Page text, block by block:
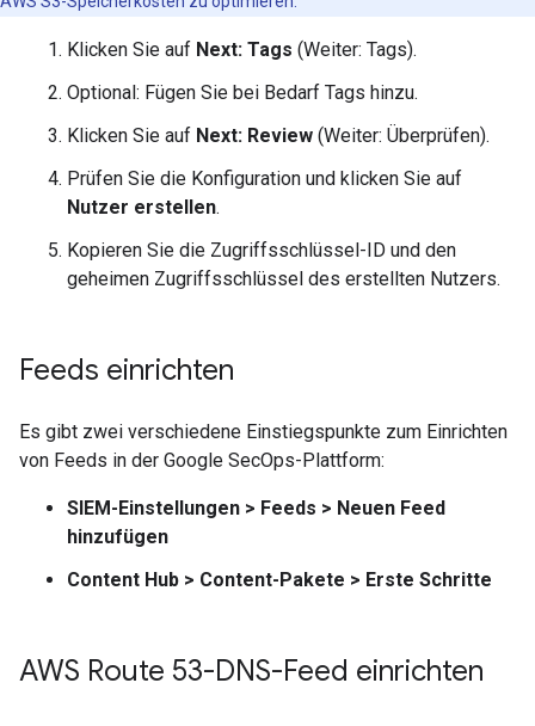
Klicken Sie auf Next: Tags (Weiter: Tags).
Optional: Fügen Sie bei Bedarf Tags hinzu.
Klicken Sie auf Next: Review (Weiter: Überprüfen).
Prüfen Sie die Konfiguration und klicken Sie auf
Nutzer erstellen.
Kopieren Sie die Zugriffsschlüssel-ID und den
geheimen Zugriffsschlüssel des erstellten Nutzers.
Feeds einrichten
Es gibt zwei verschiedene Einstiegspunkte zum Einrichten
von Feeds in der Google SecOps-Plattform:
SIEM-Einstellungen > Feeds > Neuen Feed
hinzufügen
Content Hub > Content-Pakete > Erste Schritte
AWS Route 53-DNS-Feed einrichten